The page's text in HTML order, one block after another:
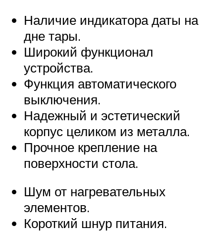
Наличие индикатора даты на
дне тары.
Широкий функционал
устройства.
Функция автоматического
выключения.
Надежный и эстетический
корпус целиком из металла.
Прочное крепление на
поверхности стола.
Шум от нагревательных
элементов.
Короткий шнур питания.